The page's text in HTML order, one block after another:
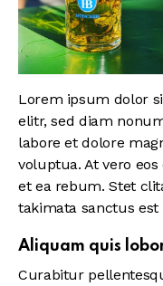
Lorem ipsum dolor
elitr, sed diam
labore et dolore
voluptua. At vero
et ea rebum. Stet
takimata sanctus
Aliquam quis
Curabitur